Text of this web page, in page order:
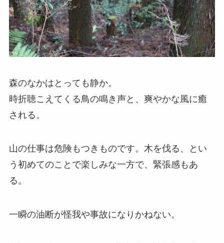
森のなかはとっても静か。
時折聴こえてくる鳥の鳴き声と、爽やかな風に癒
される。
山の仕事は危険もつきものです。木を伐る、とい
う初めてのことで楽しみな一方で、緊張感もあ
る。
一瞬の油断が怪我や事故になりかねない。